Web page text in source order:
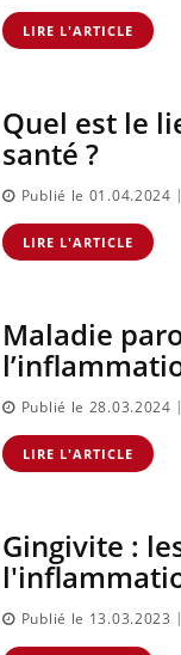
LIRE L'ARTICLE
Quel est le
santé ?
Publié le 01.04.2024 |
LIRE L'ARTICLE
Maladie
Publié le 28.03.2024 |
LIRE L'ARTICLE
Gingivite :
Publié le 13.03.2023 |